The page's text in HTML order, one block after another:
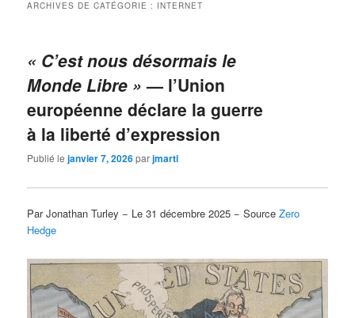
ARCHIVES DE CATÉGORIE : INTERNET
« C’est nous désormais le
Monde Libre » — l’Union
européenne déclare la guerre
à la liberté d’expression
Publié lejanvier 7, 2026parjmarti
Par Jonathan Turley − Le 31 décembre 2025 − SourceZero
Hedge